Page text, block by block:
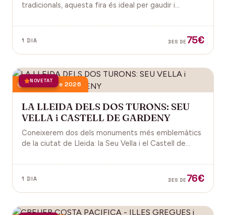
tradicionals, aquesta fira és ideal per gaudir i
1 DIA DES DE 75€
NOVETAT
21 novembre 2026
LA LLEIDA DELS DOS TURONS: SEU
VELLA i CASTELL DE GARDENY
Coneixerem dos dels monuments més emblemàtics
de la ciutat de Lleida: la Seu Vella i el Castell de
1 DIA DES DE 76€